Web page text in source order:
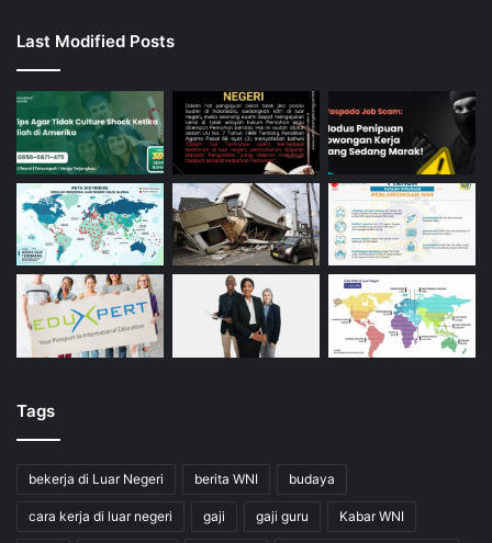
Last Modified Posts
Tags
bekerja di Luar Negeri berita WNI budaya
cara kerja di luar negeri gaji gaji guru Kabar WNI